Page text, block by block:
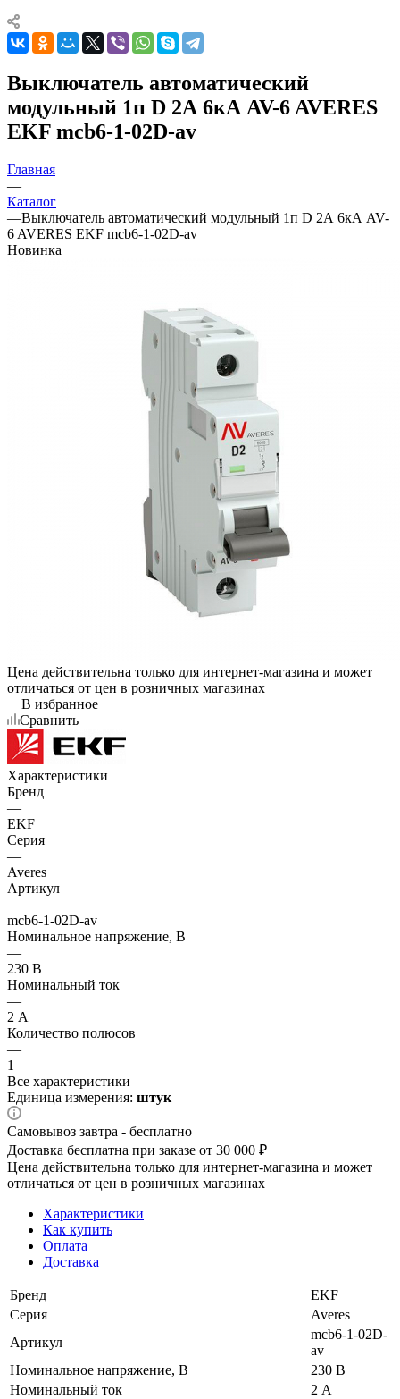
Выключатель автоматический
модульный 1п D 2А 6кА AV-6 AVERES
EKF mcb6-1-02D-av
Главная
—
Каталог
—Выключатель автоматический модульный 1п D 2А 6кА AV-
6 AVERES EKF mcb6-1-02D-av
Новинка
Цена действительна только для интернет-магазина и может
отличаться от цен в розничных магазинах
В избранное
Сравнить
Характеристики
Бренд
—
EKF
Серия
—
Averes
Артикул
—
mcb6-1-02D-av
Номинальное напряжение, В
—
230 В
Номинальный ток
—
2 А
Количество полюсов
—
1
Все характеристики
Единица измерения: штук
Самовывоз завтра - бесплатно
Доставка бесплатна при заказе от 30 000 ₽
Цена действительна только для интернет-магазина и может
отличаться от цен в розничных магазинах
Характеристики
Как купить
Оплата
Доставка
Бренд
EKF
Серия
Averes
Артикул
mcb6-1-02D-
av
Номинальное напряжение, В
230 В
Номинальный ток
2 А